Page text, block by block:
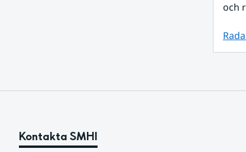
och
Kontakta SMHI